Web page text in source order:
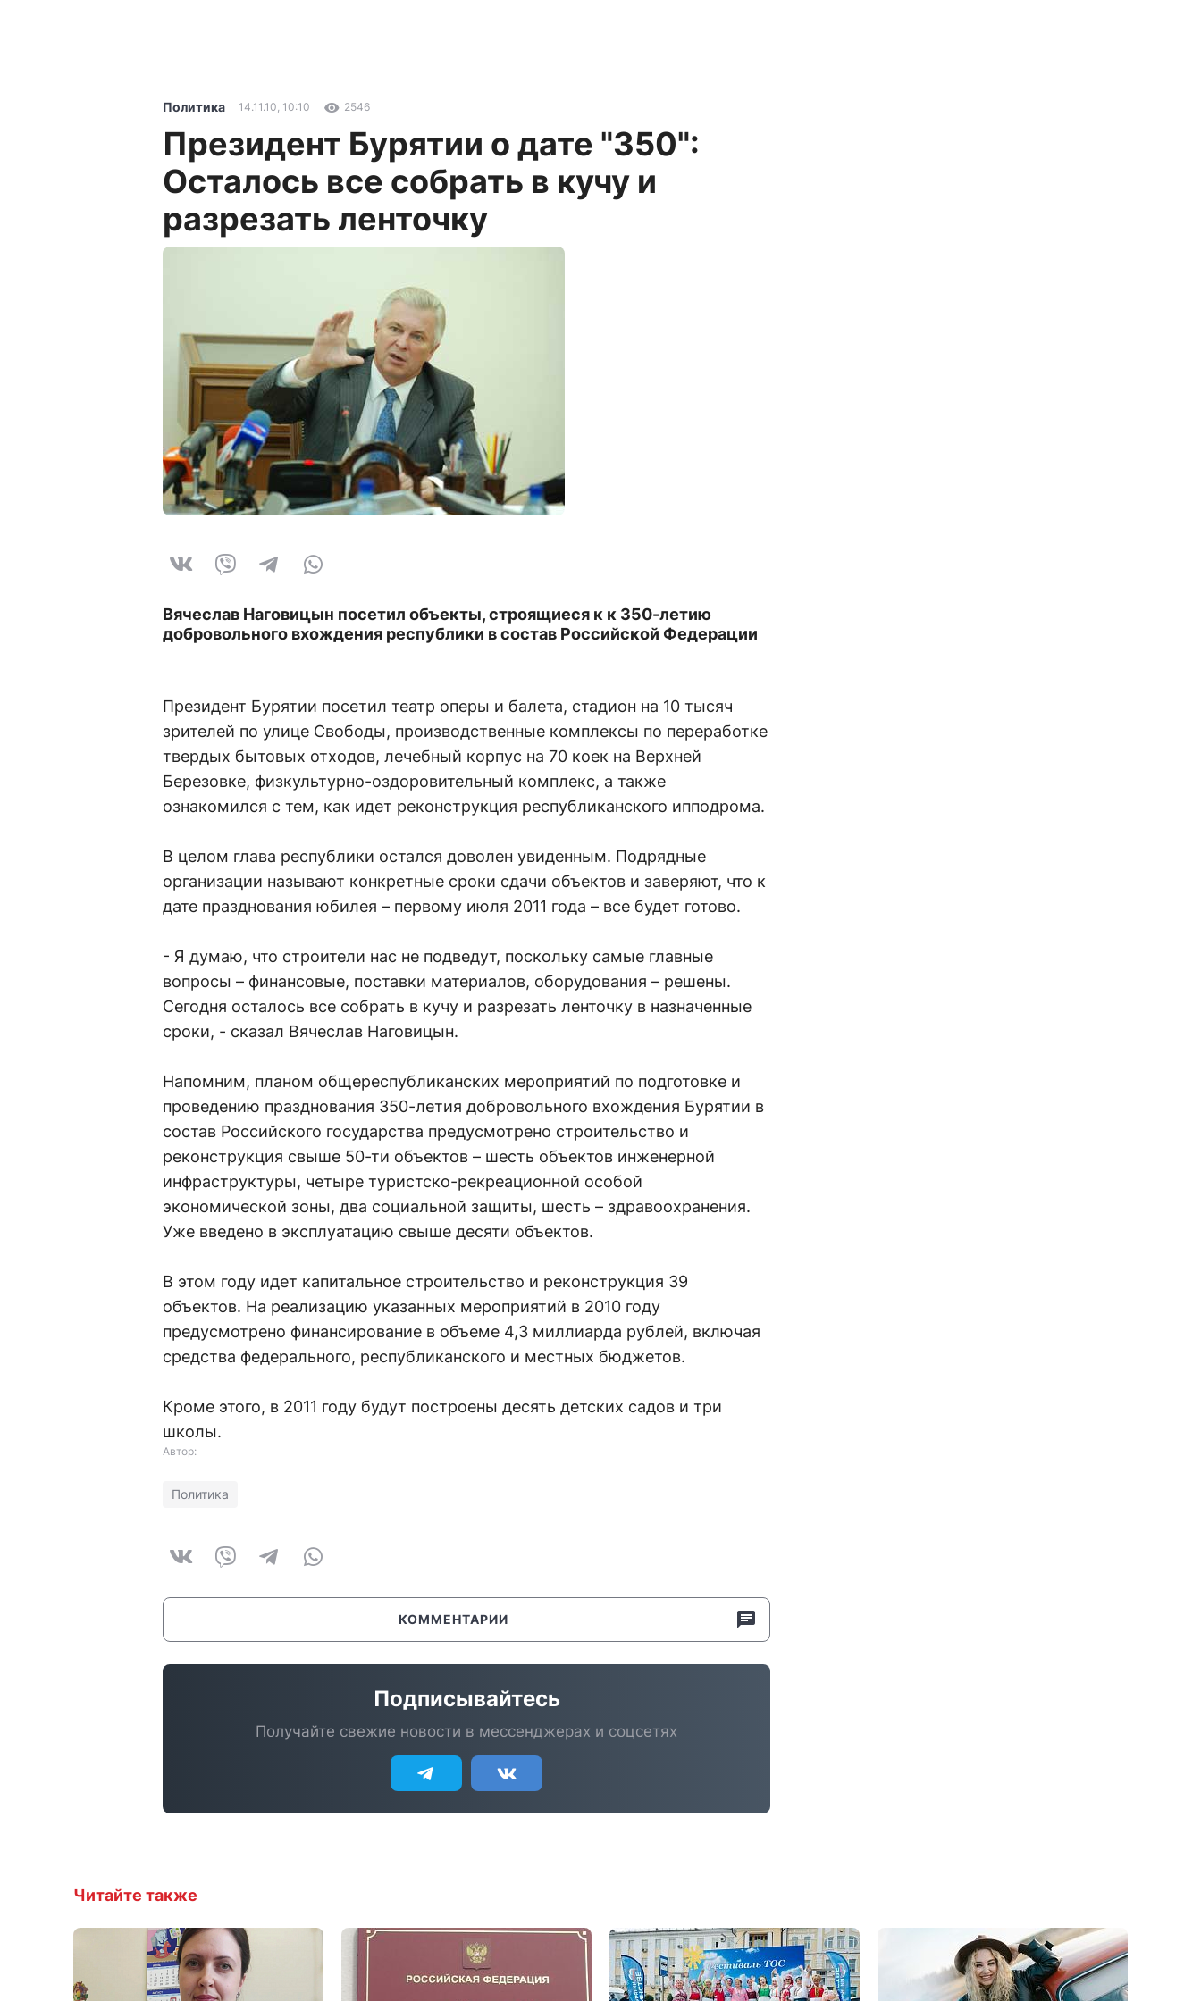
Политика 14.11.10, 10:10 2546
Президент Бурятии о дате "350":
Осталось все собрать в кучу и
разрезать ленточку
Вячеслав Наговицын посетил объекты, строящиеся к к 350-летию
добровольного вхождения республики в состав Российской Федерации
Президент Бурятии посетил театр оперы и балета, стадион на 10 тысяч
зрителей по улице Свободы, производственные комплексы по переработке
твердых бытовых отходов, лечебный корпус на 70 коек на Верхней
Березовке, физкультурно-оздоровительный комплекс, а также
ознакомился с тем, как идет реконструкция республиканского ипподрома.
В целом глава республики остался доволен увиденным. Подрядные
организации называют конкретные сроки сдачи объектов и заверяют, что к
дате празднования юбилея – первому июля 2011 года – все будет готово.
- Я думаю, что строители нас не подведут, поскольку самые главные
вопросы – финансовые, поставки материалов, оборудования – решены.
Сегодня осталось все собрать в кучу и разрезать ленточку в назначенные
сроки, - сказал Вячеслав Наговицын.
Напомним, планом общереспубликанских мероприятий по подготовке и
проведению празднования 350-летия добровольного вхождения Бурятии в
состав Российского государства предусмотрено строительство и
реконструкция свыше 50-ти объектов – шесть объектов инженерной
инфраструктуры, четыре туристско-рекреационной особой
экономической зоны, два социальной защиты, шесть – здравоохранения.
Уже введено в эксплуатацию свыше десяти объектов.
В этом году идет капитальное строительство и реконструкция 39
объектов. На реализацию указанных мероприятий в 2010 году
предусмотрено финансирование в объеме 4,3 миллиарда рублей, включая
средства федерального, республиканского и местных бюджетов.
Кроме этого, в 2011 году будут построены десять детских садов и три
школы.
Автор:
Политика
КОММЕНТАРИИ
Подписывайтесь
Получайте свежие новости в мессенджерах и соцсетях
Читайте также